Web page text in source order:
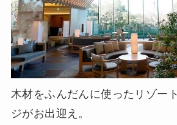
木材をふんだんに使ったリゾー
ジがお出迎え。